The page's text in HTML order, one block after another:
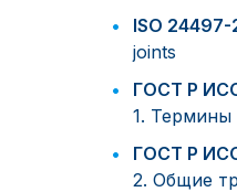
ISO 24497-
joints
ГОСТ Р
1. Термины
ГОСТ Р
2. Общие